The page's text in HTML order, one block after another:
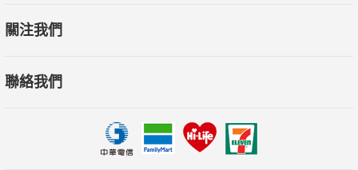
關注我們
聯絡我們